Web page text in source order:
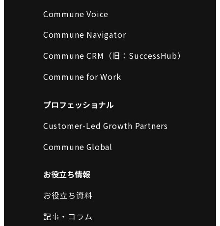
Commune Voice
Commune Navigator
Commune CRM（旧：SuccessHub）
Commune for Work
プロフェッショナル
Customer-Led Growth Partners
Commune Global
お役立ち情報
お役立ち資料
記事・コラム